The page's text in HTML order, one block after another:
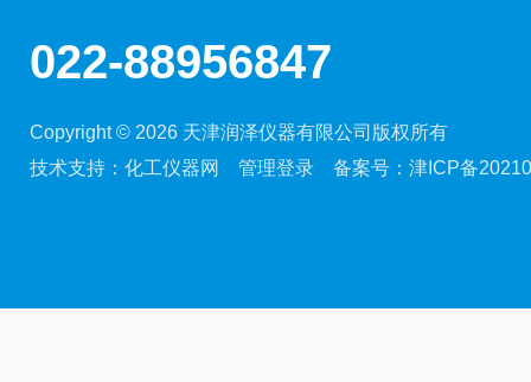
022-88956847
Copyright © 2026 天津润泽仪器有限公司版权所有
技术支持： 化工仪器网 管理登录 备案号： 津ICP备